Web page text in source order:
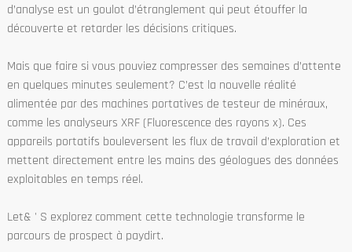
d’analyse est un goulot d’étranglement qui peut étouffer la
découverte et retarder les décisions critiques.
Mais que faire si vous pouviez compresser des semaines d’attente
en quelques minutes seulement? C’est la nouvelle réalité
alimentée par des machines portatives de testeur de minéraux,
comme les analyseurs XRF (Fluorescence des rayons x). Ces
appareils portatifs bouleversent les flux de travail d’exploration et
mettent directement entre les mains des géologues des données
exploitables en temps réel.
Let& ' S explorez comment cette technologie transforme le
parcours de prospect à paydirt.